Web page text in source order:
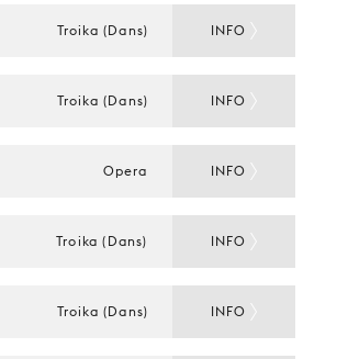
Troika (Dans) INFO
Troika (Dans) INFO
Opera INFO
Troika (Dans) INFO
Troika (Dans) INFO